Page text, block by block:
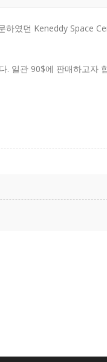
하였던 Keneddy Space
. 일관 90$에 판매하고